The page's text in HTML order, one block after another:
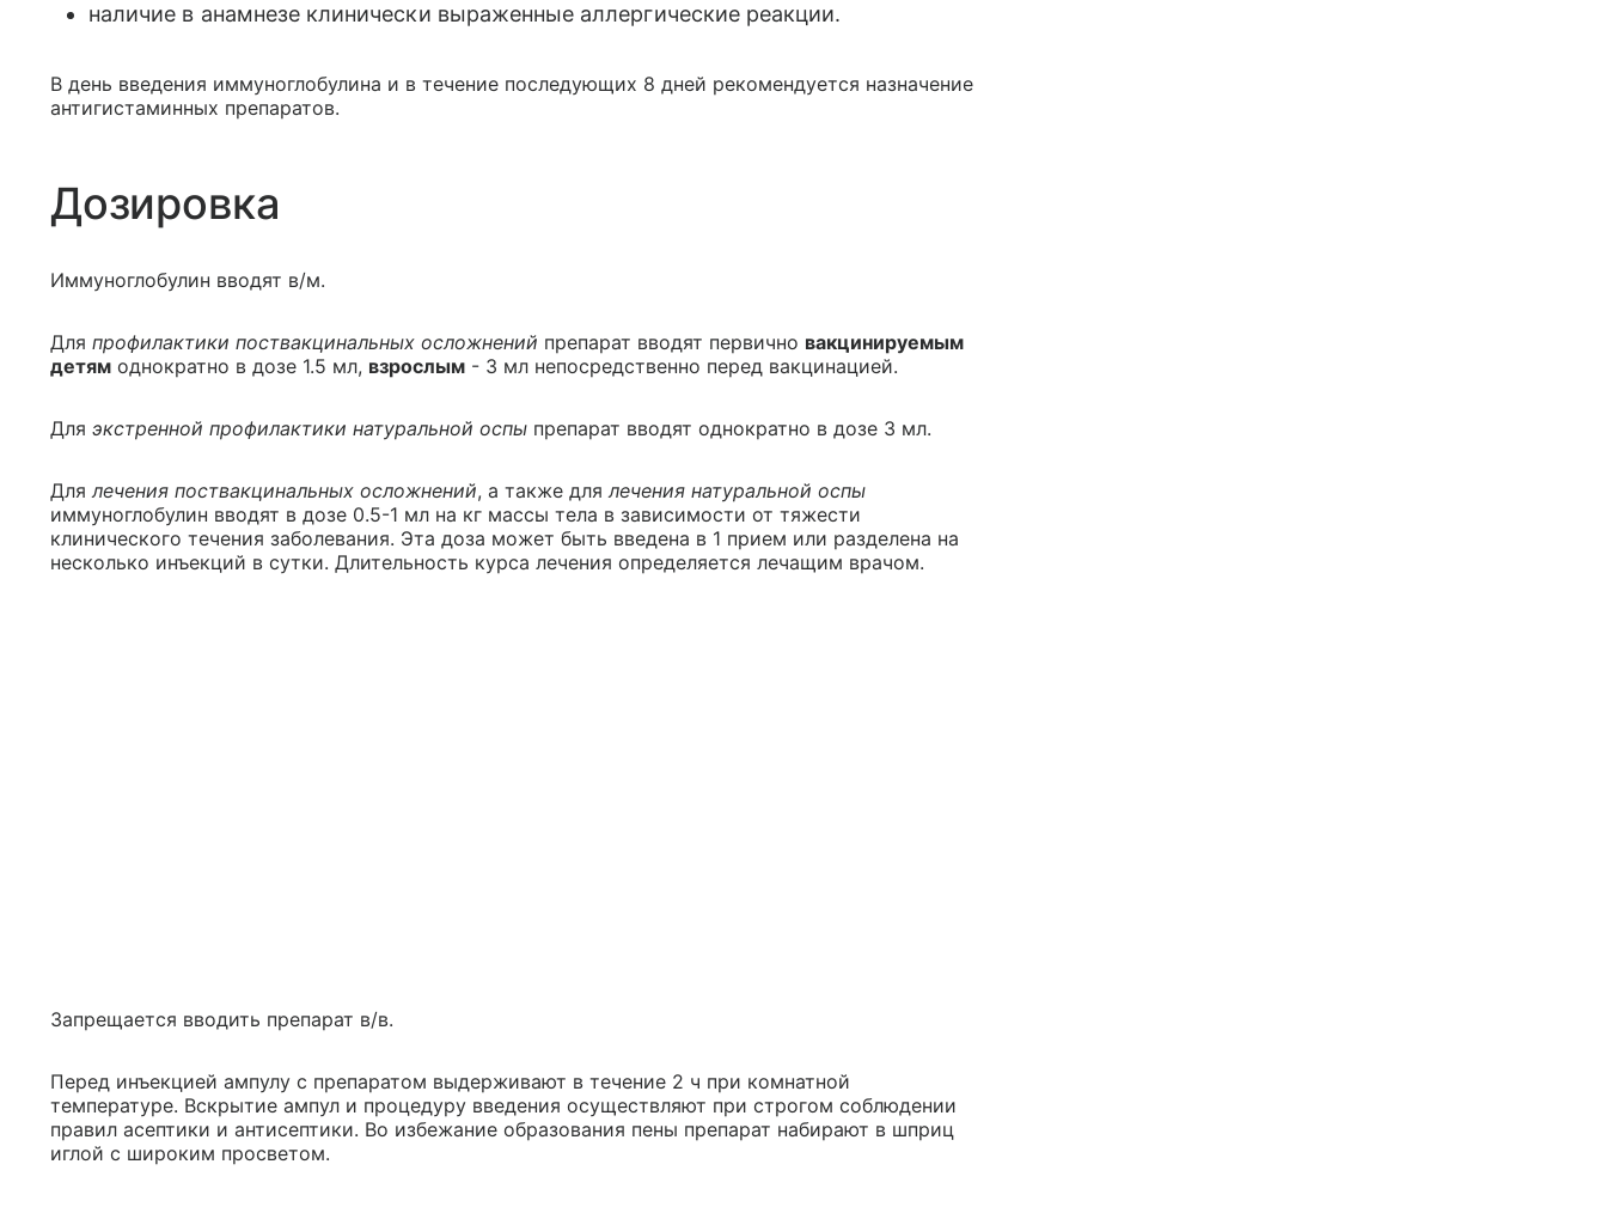
наличие в анамнезе клинически выраженные аллергические реакции.
В день введения иммуноглобулина и в течение последующих 8 дней рекомендуется назначение
антигистаминных препаратов.
Дозировка
Иммуноглобулин вводят в/м.
Для профилактики поствакцинальных осложнений препарат вводят первично вакцинируемым
детям однократно в дозе 1.5 мл, взрослым - 3 мл непосредственно перед вакцинацией.
Для экстренной профилактики натуральной оспы препарат вводят однократно в дозе 3 мл.
Длялечения поствакцинальных осложнений, а также длялечения натуральной оспы
иммуноглобулин вводят в дозе 0.5-1 мл на кг массы тела в зависимости от тяжести
клинического течения заболевания. Эта доза может быть введена в 1 прием или разделена на
несколько инъекций в сутки. Длительность курса лечения определяется лечащим врачом.
Запрещается вводить препарат в/в.
Перед инъекцией ампулу с препаратом выдерживают в течение 2 ч при комнатной
температуре. Вскрытие ампул и процедуру введения осуществляют при строгом соблюдении
правил асептики и антисептики. Во избежание образования пены препарат набирают в шприц
иглой с широким просветом.